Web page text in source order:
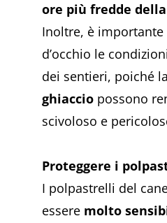
ore più fredde
Inoltre, è importante
d’occhio le
dei sentieri, poiché la
ghiaccio possono
scivoloso e
Proteggere i
I polpastrelli del
essere molto